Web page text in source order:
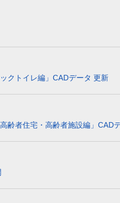
クトイレ編」CADデータ 更新
齢者住宅・高齢者施設編」CAD